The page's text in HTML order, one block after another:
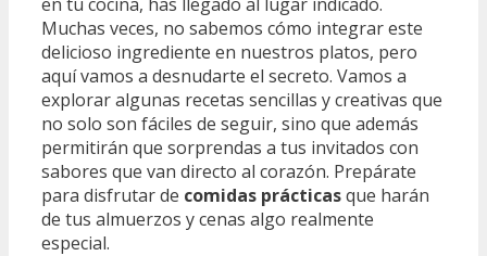
Muchas veces, no sabemos cómo integrar este
delicioso ingrediente en nuestros platos, pero
aquí vamos a desnudarte el secreto. Vamos a
explorar algunas recetas sencillas y creativas que
no solo son fáciles de seguir, sino que además
permitirán que sorprendas a tus invitados con
sabores que van directo al corazón. Prepárate
para disfrutar de comidas prácticasque harán
de tus almuerzos y cenas algo realmente
especial.